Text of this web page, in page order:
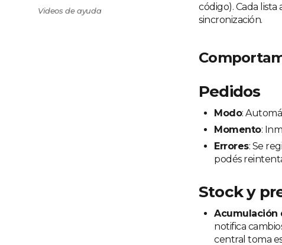
Videos de ayuda
código). Cada
sincronización.
Pedidos
Modo:
Momento:
Errores: Se
podés
Stock y
Acumulación
notifica
central toma